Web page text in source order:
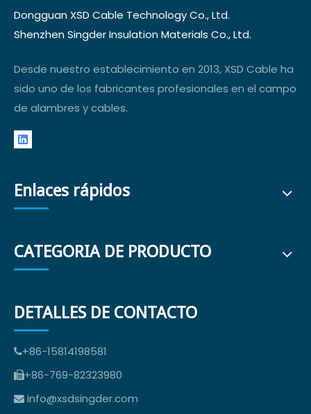
Dongguan XSD Cable Technology Co., Ltd.
Shenzhen Singder Insulation Materials Co., Ltd.
Desde nuestro establecimiento en 2013, XSD Cable ha
sido uno de los fabricantes profesionales en el campo
de alambres y cables.
Enlaces rápidos
CATEGORIA DE PRODUCTO
DETALLES DE CONTACTO
+86-15814198581
+86-769-82323980
 info@xsdsingder.com